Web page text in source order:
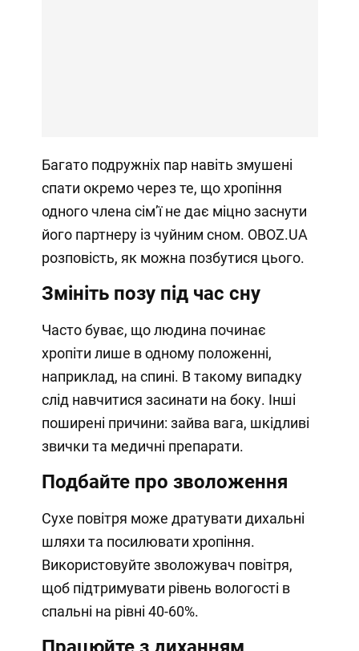
Багато подружніх пар навіть змушені
спати окремо через те, що хропіння
одного члена сімʼї не дає міцно заснути
його партнеру із чуйним сном. OBOZ.UA
розповість, як можна позбутися цього.
Змініть позу під час сну
Часто буває, що людина починає
хропіти лише в одному положенні,
наприклад, на спині. В такому випадку
слід навчитися засинати на боку. Інші
поширені причини: зайва вага, шкідливі
звички та медичні препарати.
Подбайте про зволоження
Сухе повітря може дратувати дихальні
шляхи та посилювати хропіння.
Використовуйте зволожувач повітря,
щоб підтримувати рівень вологості в
спальні на рівні 40-60%.